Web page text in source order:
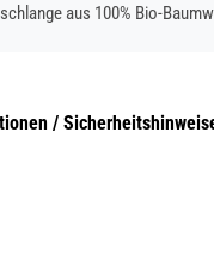
aus 100% Bio-
/